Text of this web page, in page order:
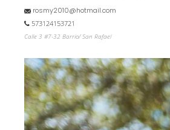
rosmy2010@hotmail.com
573124153721
Calle 3 #7-32 Barrio/ San Rafael